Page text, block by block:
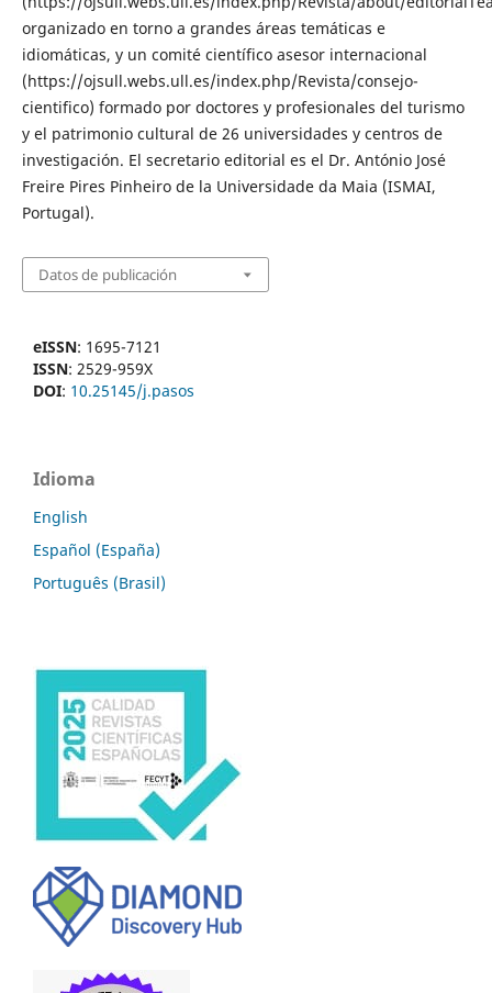
organizado en torno a grandes áreas te­máticas e
idiomáticas, y un comité científico asesor internacional
(https://ojsull.webs.ull.es/index.php/Revista/consejo-
cientifico) formado por doctores y profesionales del turismo
y el patrimonio cultural de 26 universidades y centros de
investigación. El secretario editorial es el Dr. António José
Freire Pires Pinheiro de la Universidade da Maia (ISMAI,
Portugal).
Datos de publicación
eISSN: 1695-7121
ISSN: 2529-959X
DOI: 10.25145/j.pasos
Idioma
English
Español (España)
Português (Brasil)